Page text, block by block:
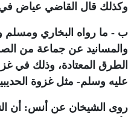
وكذلك قال القاضي عياض في
ب - ما رواه البخاري
والمسانيد عن جماعة من
الطرق المعتادة، وذلك في
عليه وسلم- مثل غزوة
روى الشيخان عن أنس: أن